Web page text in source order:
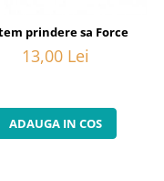
FC-6800, M20
prindere sa Force
13,00 Lei
ADAUGA IN COS